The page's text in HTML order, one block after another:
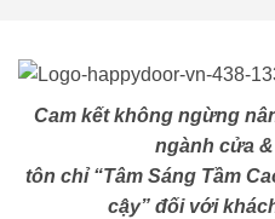
Cam kết không ngừng
ngành cửa
tôn chỉ “Tâm Sáng Tầm
cậy” đối với